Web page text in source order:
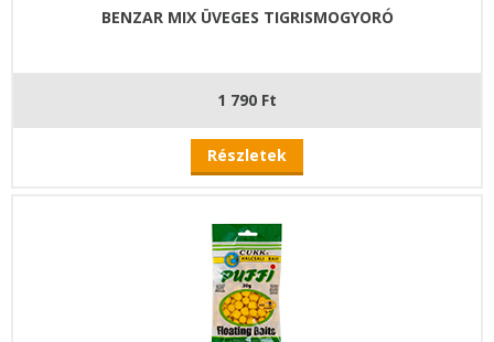
BENZAR MIX ÜVEGES TIGRISMOGYORÓ
1 790 Ft
Részletek